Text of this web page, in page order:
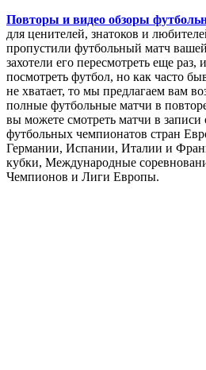
Повторы и видео обзоры
для ценителей, знатоков и
пропустили футбольный матч
захотели его пересмотреть еще
посмотреть футбол, но как часто
не хватает, то мы предлагаем вам
полные футбольные матчи в
вы можете смотреть матчи в
футбольных чемпионатов стран
Германии, Испании, Италии и
кубки, Международные
Чемпионов и Лиги Европы.